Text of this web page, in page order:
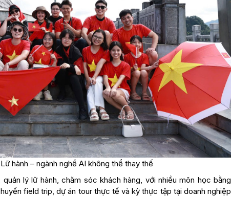
hành – ngành nghề AI không thể thay thế
lý lữ hành, chăm sóc khách hàng, với nhiều môn học bằng
field trip, dự án tour thực tế và kỳ thực tập tại doanh nghiệp